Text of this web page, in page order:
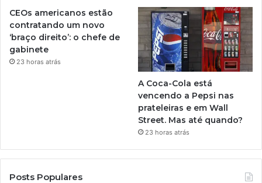
CEOs americanos estão
contratando um novo
‘braço direito’: o chefe de
gabinete
23 horas atrás
A Coca-Cola está
vencendo a Pepsi nas
prateleiras e em Wall
Street. Mas até quando?
23 horas atrás
Posts Populares